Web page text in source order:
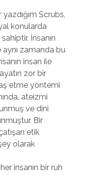
Scrubs,
konularda
İnsanın
aynı zamanda bu
insan ile
zor bir
etme yöntemi
ateizmi
ve dini
Bir
etik
olarak
insanın bir ruh